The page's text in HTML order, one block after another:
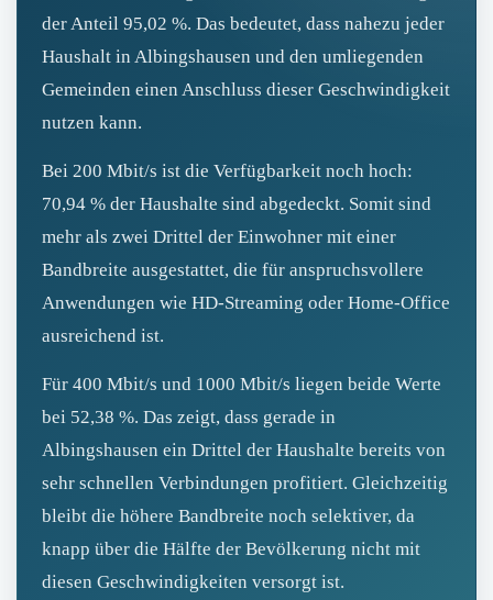
der Anteil 95,02 %. Das bedeutet, dass nahezu jeder
Haushalt in Albingshausen und den umliegenden
Gemeinden einen Anschluss dieser Geschwindigkeit
nutzen kann.
Bei 200 Mbit/s ist die Verfügbarkeit noch hoch:
70,94 % der Haushalte sind abgedeckt. Somit sind
mehr als zwei Drittel der Einwohner mit einer
Bandbreite ausgestattet, die für anspruchsvollere
Anwendungen wie HD‑Streaming oder Home‑Office
ausreichend ist.
Für 400 Mbit/s und 1000 Mbit/s liegen beide Werte
bei 52,38 %. Das zeigt, dass gerade in
Albingshausen ein Drittel der Haushalte bereits von
sehr schnellen Verbindungen profitiert. Gleichzeitig
bleibt die höhere Bandbreite noch selektiver, da
knapp über die Hälfte der Bevölkerung nicht mit
diesen Geschwindigkeiten versorgt ist.